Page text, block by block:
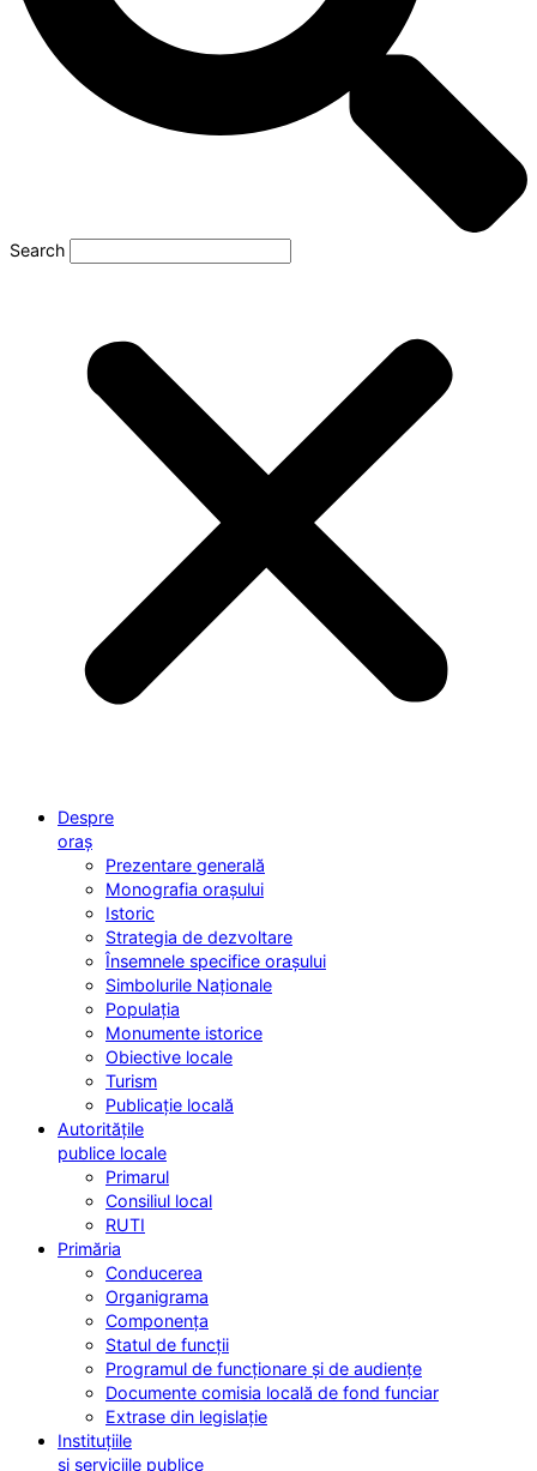
Search
Despre
oraș
Prezentare generală
Monografia orașului
Istoric
Strategia de dezvoltare
Însemnele specifice orașului
Simbolurile Naționale
Populația
Monumente istorice
Obiective locale
Turism
Publicație locală
Autoritățile
publice locale
Primarul
Consiliul local
RUTI
Primăria
Conducerea
Organigrama
Componența
Statul de funcții
Programul de funcționare și de audiențe
Documente comisia locală de fond funciar
Extrase din legislație
Instituțiile
și serviciile publice